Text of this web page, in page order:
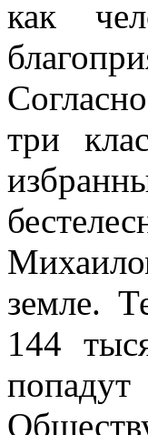
как
три
земле.
144